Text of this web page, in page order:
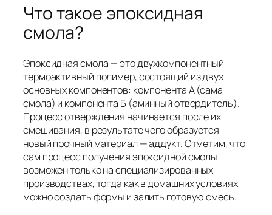
Что такое эпоксидная
смола?
Эпоксидная смола — это двухкомпонентный
термоактивный полимер, состоящий из двух
основных компонентов: компонента А (сама
смола) и компонента Б (аминный отвердитель).
Процесс отверждения начинается после их
смешивания, в результате чего образуется
новый прочный материал — аддукт. Отметим, что
сам процесс получения эпоксидной смолы
возможен только на специализированных
производствах, тогда как в домашних условиях
можно создать формы и залить готовую смесь.